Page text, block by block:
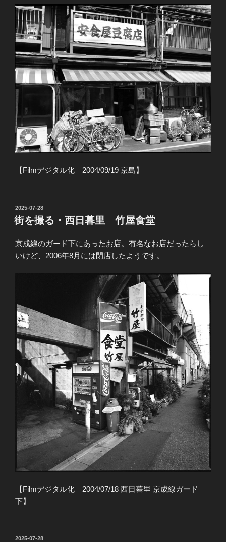
【Filmデジタル化 2004/09/19 京島】
投
稿
日:
2025-07-28
街を撮る・西日暮里 竹屋食堂
京成線のガード下にあったお店。有名なお店だったらし
いけど、2006年8月には閉店したようです。
【Filmデジタル化 2004/07/18 西日暮里 京成線ガード
下】
投
2025-07-28